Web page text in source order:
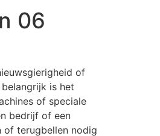
06
of
is het
of speciale
bedrijf of een
of terugbellen nodig